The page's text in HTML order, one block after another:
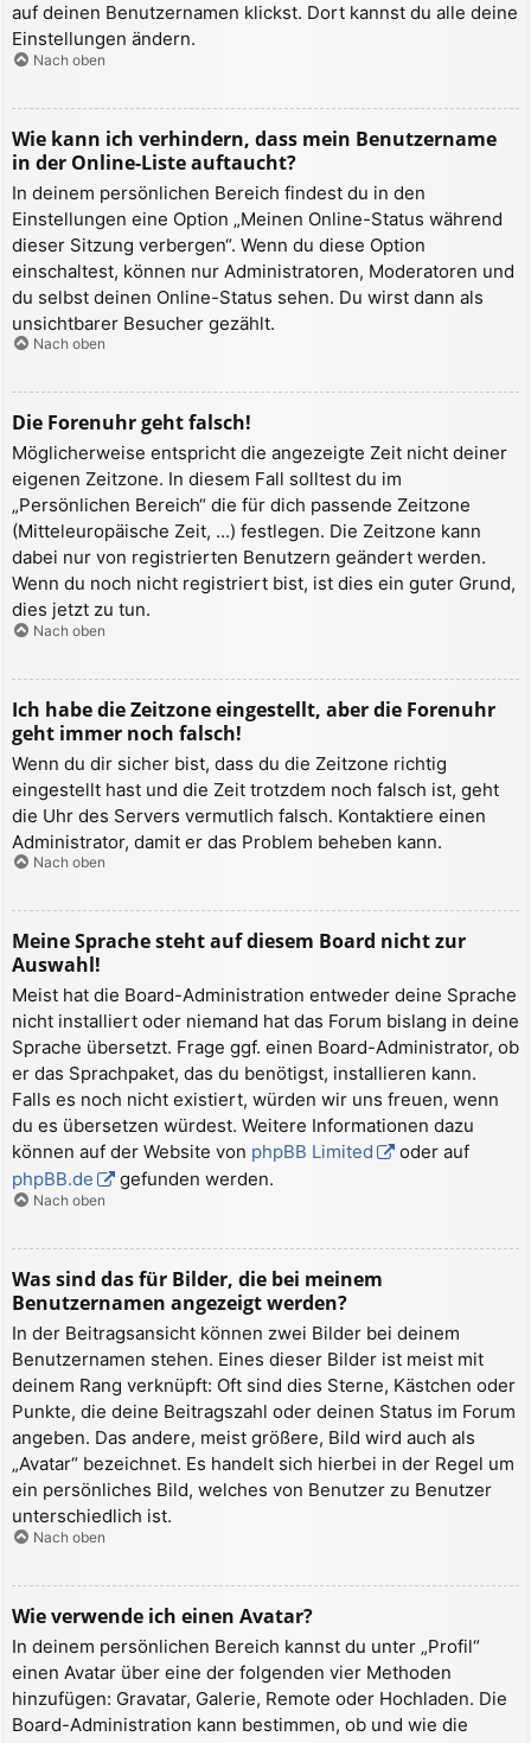
auf deinen Benutzernamen klickst. Dort kannst du alle deine
Einstellungen ändern.
Nach oben
Wie kann ich verhindern, dass mein Benutzername
in der Online-Liste auftaucht?
In deinem persönlichen Bereich findest du in den
Einstellungen eine Option „Meinen Online-Status während
dieser Sitzung verbergen“. Wenn du diese Option
einschaltest, können nur Administratoren, Moderatoren und
du selbst deinen Online-Status sehen. Du wirst dann als
unsichtbarer Besucher gezählt.
Nach oben
Die Forenuhr geht falsch!
Möglicherweise entspricht die angezeigte Zeit nicht deiner
eigenen Zeitzone. In diesem Fall solltest du im
„Persönlichen Bereich“ die für dich passende Zeitzone
(Mitteleuropäische Zeit, ...) festlegen. Die Zeitzone kann
dabei nur von registrierten Benutzern geändert werden.
Wenn du noch nicht registriert bist, ist dies ein guter Grund,
dies jetzt zu tun.
Nach oben
Ich habe die Zeitzone eingestellt, aber die Forenuhr
geht immer noch falsch!
Wenn du dir sicher bist, dass du die Zeitzone richtig
eingestellt hast und die Zeit trotzdem noch falsch ist, geht
die Uhr des Servers vermutlich falsch. Kontaktiere einen
Administrator, damit er das Problem beheben kann.
Nach oben
Meine Sprache steht auf diesem Board nicht zur
Auswahl!
Meist hat die Board-Administration entweder deine Sprache
nicht installiert oder niemand hat das Forum bislang in deine
Sprache übersetzt. Frage ggf. einen Board-Administrator, ob
er das Sprachpaket, das du benötigst, installieren kann.
Falls es noch nicht existiert, würden wir uns freuen, wenn
du es übersetzen würdest. Weitere Informationen dazu
können auf der Website von phpBB Limited
oder auf
phpBB.de
gefunden werden.
Nach oben
Was sind das für Bilder, die bei meinem
Benutzernamen angezeigt werden?
In der Beitragsansicht können zwei Bilder bei deinem
Benutzernamen stehen. Eines dieser Bilder ist meist mit
deinem Rang verknüpft: Oft sind dies Sterne, Kästchen oder
Punkte, die deine Beitragszahl oder deinen Status im Forum
angeben. Das andere, meist größere, Bild wird auch als
„Avatar“ bezeichnet. Es handelt sich hierbei in der Regel um
ein persönliches Bild, welches von Benutzer zu Benutzer
unterschiedlich ist.
Nach oben
Wie verwende ich einen Avatar?
In deinem persönlichen Bereich kannst du unter „Profil“
einen Avatar über eine der folgenden vier Methoden
hinzufügen: Gravatar, Galerie, Remote oder Hochladen. Die
Board-Administration kann bestimmen, ob und wie die